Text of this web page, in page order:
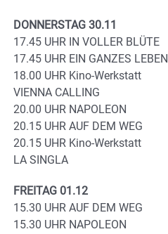
DONNERSTAG 30.11
17.45 UHR IN VOLLER BLÜTE
17.45 UHR EIN GANZES LEBEN
18.00 UHR Kino-Werkstatt
VIENNA CALLING
20.00 UHR NAPOLEON
20.15 UHR AUF DEM WEG
20.15 UHR Kino-Werkstatt
LA SINGLA
FREITAG 01.12
15.30 UHR AUF DEM WEG
15.30 UHR NAPOLEON